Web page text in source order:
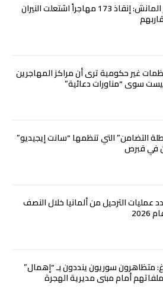
الهجرة عبر المانش: إنقاذ 173 مهاجراً اشتعلت النيران
غير حكومية ترى أن مراكز المهاجرين
ليست سوى “مناورات دعائية”
التضامن” التي تنظمها “سانت إيجيديو”
في قبرص
عمليات الترحيل من ألمانيا خلال النصف
متظاهرون سوريون ينددون بـ “إهمال”
أمام مبنى مديرية الهجرة